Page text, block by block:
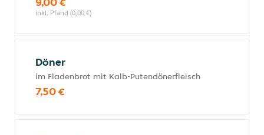
inkl. Pfand (0,00 €)
Döner
im Fladenbrot mit Kalb-Putendönerfleisch
7,50 €